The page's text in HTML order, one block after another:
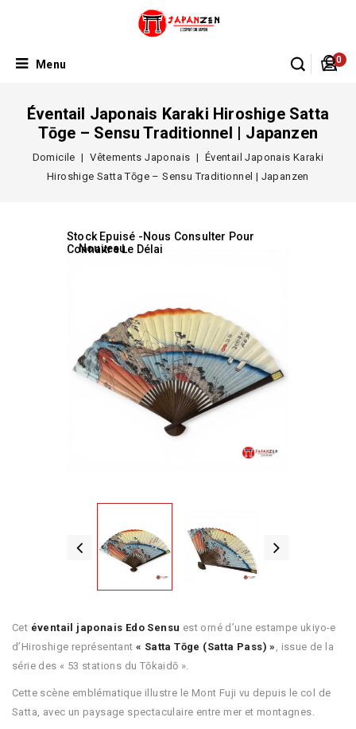
0
Menu
Éventail Japonais Karaki Hiroshige Satta
Tōge – Sensu Traditionnel | Japanzen
Domicile Vêtements Japonais
Éventail Japonais Karaki
Hiroshige Satta Tōge – Sensu Traditionnel | Japanzen
Nouveau
Stock Epuisé -Nous Consulter Pour
Connaitre Le Délai
Cet éventail japonais Edo Sensu est orné d’une estampe ukiyo-e
d’Hiroshige représentant « Satta Tōge (Satta Pass) » , issue de la
série des « 53 stations du Tōkaidō ».
Cette scène emblématique illustre le Mont Fuji vu depuis le col de
Satta, avec un paysage spectaculaire entre mer et montagnes.